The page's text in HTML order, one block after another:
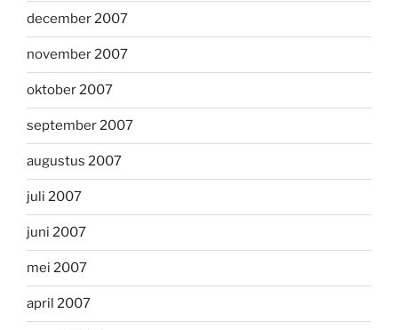
december 2007
november 2007
oktober 2007
september 2007
augustus 2007
juli 2007
juni 2007
mei 2007
april 2007